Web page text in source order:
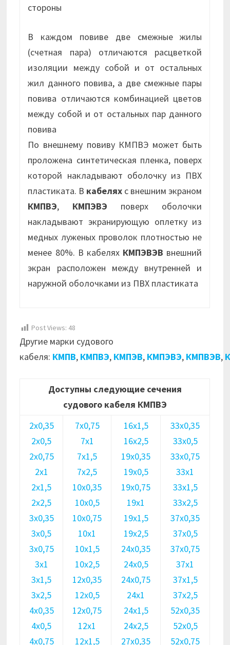
стороны
В каждом повиве две смежные жилы
(счетная пара) отличаются расцветкой
изоляции между собой и от остальных
жил данного повива, а две смежные пары
повива отличаются комбинацией цветов
между собой и от остальных пар данного
повива
По внешнему повиву КМПВЭ может быть
проложена синтетическая пленка, поверх
которой накладывают оболочку из ПВХ
пластиката. В кабелях с внешним экраном
КМПВЭ, КМПЭВЭ поверх оболочки
накладывают экранирующую оплетку из
медных луженых проволок плотностью не
менее 80%. В кабелях КМПЭВЭВ внешний
экран расположен между внутренней и
наружной оболочками из ПВХ пластиката
Post Views: 48
Другие марки судового
кабеля: КМПВ, КМПВЭ, КМПЭВ, КМПЭВЭ, КМПВЭВ,
Доступны следующие сечения
судового кабеля КМПВЭ
2х0,35
2х0,5
2х0,75
2х1
2х1,5
2х2,5
3х0,35
3х0,5
3х0,75
3х1
3х1,5
3х2,5
4х0,35
4х0,5
4х0,75
7х0,75
7х1
7х1,5
7х2,5
10х0,35
10х0,5
10х0,75
10х1
10х1,5
10х2,5
12х0,35
12х0,5
12х0,75
12х1
12х1,5
16х1,5
16х2,5
19х0,35
19х0,5
19х0,75
19х1
19х1,5
19х2,5
24х0,35
24х0,5
24х0,75
24х1
24х1,5
24х2,5
27х0,35
33х0,35
33х0,5
33х0,75
33х1
33х1,5
33х2,5
37х0,35
37х0,5
37х0,75
37х1
37х1,5
37х2,5
52х0,35
52х0,5
52х0,75